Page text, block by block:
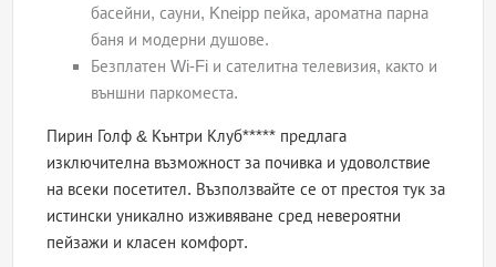
басейни, сауни, Kneipp пейка, ароматна парна
баня и модерни душове.
Безплатен Wi-Fi и сателитна телевизия, както и
външни паркоместа.
Пирин Голф & Кънтри Клуб***** предлага
изключителна възможност за почивка и удоволствие
на всеки посетител. Възползвайте се от престоя тук за
истински уникално изживяване сред невероятни
пейзажи и класен комфорт.